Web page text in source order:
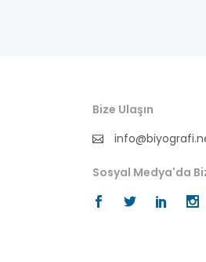
sinema-oyuncu
sinema-yönetmen
Bize Ulaşın
Sosyal Medya'da